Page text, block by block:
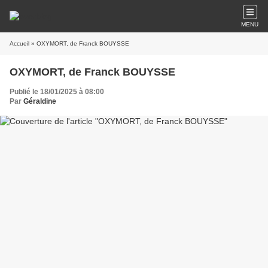
MENU
Accueil » OXYMORT, de Franck BOUYSSE
OXYMORT, de Franck BOUYSSE
Publié le 18/01/2025 à 08:00
Par Géraldine